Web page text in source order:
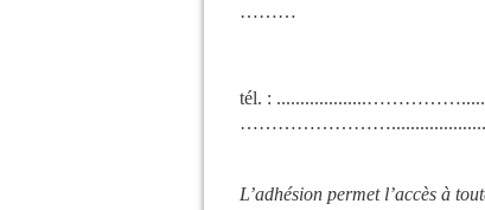
………
tél. :
L’adhésion permet l’accès à